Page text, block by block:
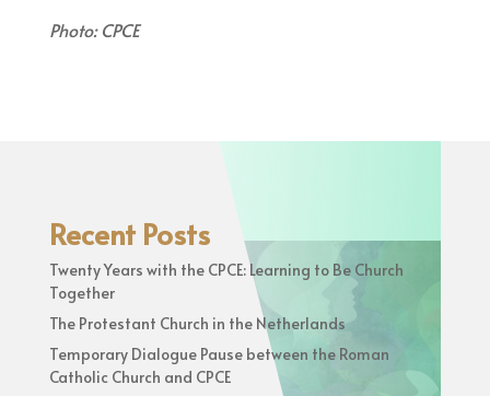
Photo: CPCE
Recent Posts
Twenty Years with the CPCE: Learning to Be Church
Together
The Protestant Church in the Netherlands
Temporary Dialogue Pause between the Roman
Catholic Church and CPCE